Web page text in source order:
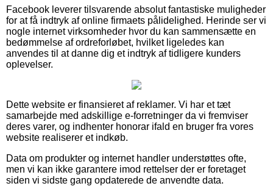
Facebook leverer tilsvarende absolut fantastiske muligheder
for at få indtryk af online firmaets pålidelighed. Herinde ser vi
nogle internet virksomheder hvor du kan sammensætte en
bedømmelse af ordreforløbet, hvilket ligeledes kan
anvendes til at danne dig et indtryk af tidligere kunders
oplevelser.
Dette website er finansieret af reklamer. Vi har et tæt
samarbejde med adskillige e-forretninger da vi fremviser
deres varer, og indhenter honorar ifald en bruger fra vores
website realiserer et indkøb.
Data om produkter og internet handler understøttes ofte,
men vi kan ikke garantere imod rettelser der er foretaget
siden vi sidste gang opdaterede de anvendte data.